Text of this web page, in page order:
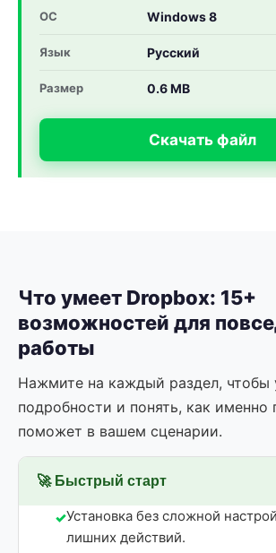
ОС Windows 8
Язык Русский
Размер 0.6 MB
Скачать файл
Что умеет Dropbox: 15+
возможностей для
работы
Нажмите на каждый раздел, чтобы
подробности и понять, как именно
поможет в вашем сценарии.
🚀 Быстрый старт
Установка без сложной
лишних действий.